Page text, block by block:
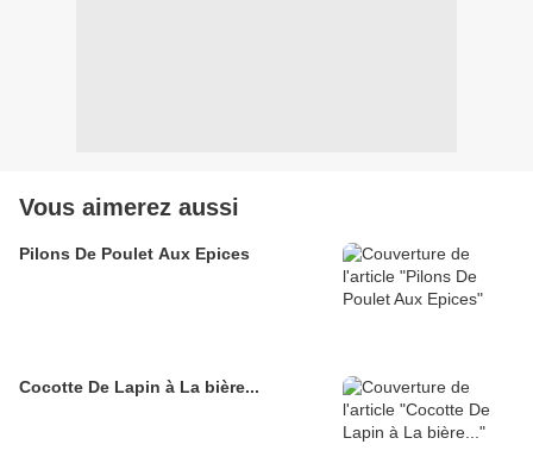
Vous aimerez aussi
Pilons De Poulet Aux Epices
Cocotte De Lapin à La bière...